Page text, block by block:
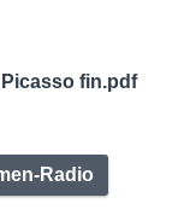
fin.pdf
Radio